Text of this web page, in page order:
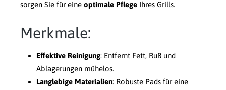
sorgen Sie für eine optimale Pflege Ihres Grills.
Merkmale:
Effektive Reinigung: Entfernt Fett, Ruß und
Ablagerungen mühelos.
Langlebige Materialien: Robuste Pads für eine